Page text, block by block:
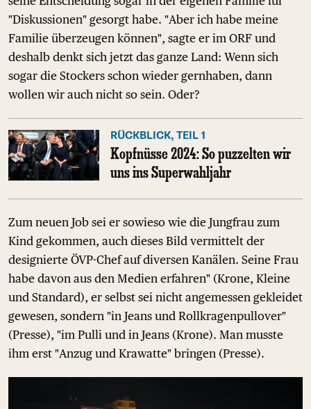
"Diskussionen" gesorgt habe. "Aber ich habe meine
Familie überzeugen können", sagte er im ORF und
deshalb denkt sich jetzt das ganze Land: Wenn sich
sogar die Stockers schon wieder gernhaben, dann
wollen wir auch nicht so sein. Oder?
RÜCKBLICK, TEIL 1
Kopfnüsse 2024: So puzzelten wir
uns ins Superwahljahr
Zum neuen Job sei er sowieso wie die Jungfrau zum
Kind gekommen, auch dieses Bild vermittelt der
designierte ÖVP-Chef auf diversen Kanälen. Seine Frau
habe davon aus den Medien erfahren" (Krone, Kleine
und Standard), er selbst sei nicht angemessen gekleidet
gewesen, sondern "in Jeans und Rollkragenpullover"
(Presse), "im Pulli und in Jeans (Krone). Man musste
ihm erst "Anzug und Krawatte" bringen (Presse).